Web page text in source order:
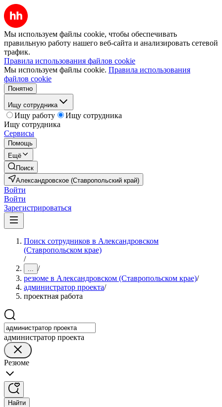
Мы используем файлы cookie, чтобы обеспечивать
правильную работу нашего веб-сайта и анализировать сетевой
трафик.
Правила использования файлов cookie
Мы используем файлы cookie. Правила использования
файлов cookie
Понятно
Ищу сотрудника
Ищу работу
Ищу сотрудника
Ищу сотрудника
Сервисы
Помощь
Ещё
Поиск
Александровское (Ставропольский край)
Войти
Войти
Зарегистрироваться
Поиск сотрудников в Александровском
(Ставропольском крае)
/
... /
резюме в Александровском (Ставропольском крае)/
администратор проекта/
проектная работа
администратор проекта
Резюме
Найти